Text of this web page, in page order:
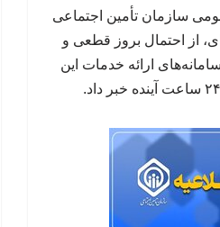
سازمان تأمین اجتماعی
از احتمال بروز قطعی و
ارائه خدمات این